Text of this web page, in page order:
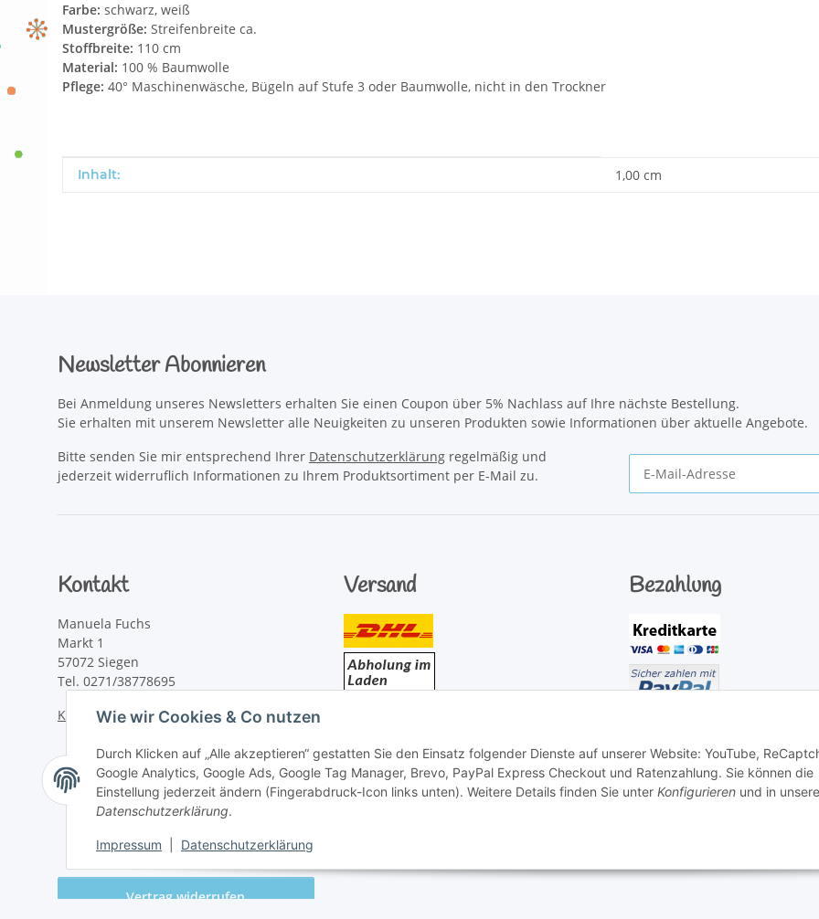
Wie wir Cookies & Co nutzen
Durch Klicken auf „Alle akzeptieren“ gestatten Sie den Einsatz folgender Dienste auf unserer Website: YouTube,
Google Analytics, Google Ads, Google Tag Manager, Brevo, PayPal Express Checkout und Ratenzahlung. Sie können die
Einstellung jederzeit ändern (Fingerabdruck-Icon links unten). Weitere Details finden Sie unter Konfigurieren und in
Datenschutzerklärung.
Impressum Datenschutzerklärung
Farbe: schwarz, weiß
Mustergröße: Streifenbreite ca.
Stoffbreite: 110 cm
Material: 100 % Baumwolle
Pflege: 40° Maschinenwäsche, Bügeln auf Stufe 3 oder Baumwolle, nicht in den Trockner
Produkteigenschaft
Wert
Inhalt: 1,00 cm
Newsletter Abonnieren
Bei Anmeldung unseres Newsletters erhalten Sie einen Coupon über 5% Nachlass auf Ihre nächste Bestellung.
Sie erhalten mit unserem Newsletter alle Neuigkeiten zu unseren Produkten sowie Informationen über aktuelle Angebote.
Bitte senden Sie mir entsprechend Ihrer Datenschutzerklärung regelmäßig und
jederzeit widerruflich Informationen zu Ihrem Produktsortiment per E-Mail zu.
Kontakt
Manuela Fuchs
Markt 1
57072 Siegen
Tel. 0271/38778695
Kontaktformular
Versand Bezahlung
Vertrag widerrufen